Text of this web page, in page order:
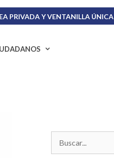
PRIVADA Y VENTANILLA ÚNICA